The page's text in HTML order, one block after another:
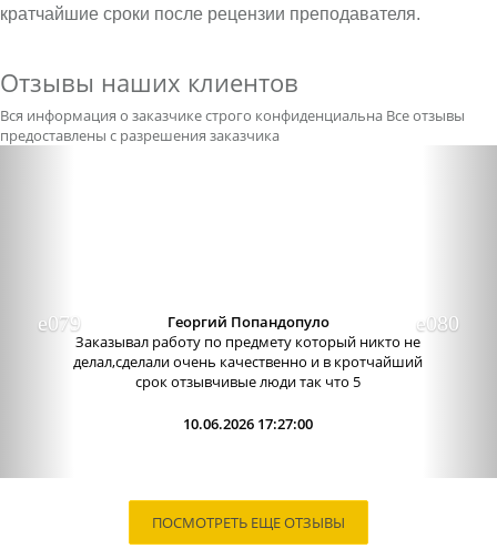
кратчайшие сроки после рецензии преподавателя.
Отзывы наших клиентов
Вся информация о заказчике строго конфиденциальна Все отзывы
предоставлены с разрешения заказчика
Георгий Попандопуло
Заказывал работу по предмету который никто не
делал,сделали очень качественно и в кротчайший
срок отзывчивые люди так что 5
10.06.2026 17:27:00
ПОСМОТРЕТЬ ЕЩЕ ОТЗЫВЫ